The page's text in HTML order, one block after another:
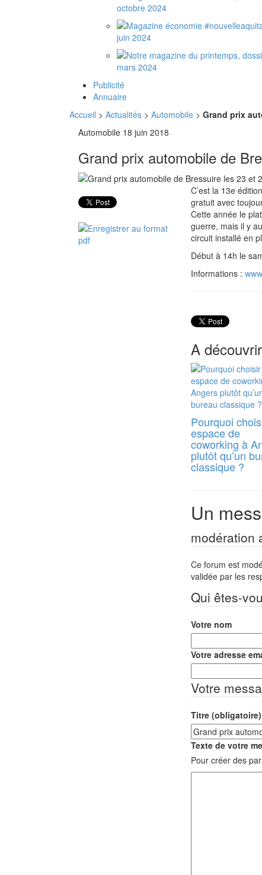
octobre 2024
juin 2024
mars 2024
Publicité
Annuaire
Accueil > Actualités > Automobile > Grand prix
Automobile 18 juin 2018
Grand prix automobile de
C’est la 13e
gratuit avec
Cette année le
guerre, mais il y
circuit installé en
Début à 14h le
Informations :
A
Pourquoi
espace de
coworking à
plutôt qu’un
classique ?
Un
modération
Ce forum est
validée par les
Qui êtes-
Votre nom
Votre adresse
Votre
Titre (obligatoire)
Texte de votre
Pour créer des